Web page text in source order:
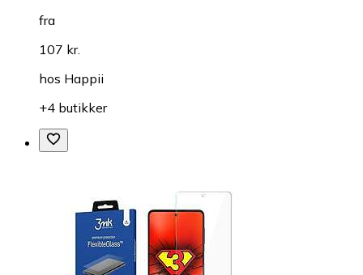
fra
107 kr.
hos Happii
+4 butikker